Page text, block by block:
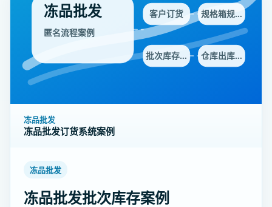
冻品批发
匿名流程案例
客户订货 规格箱规…
批次库存… 仓库出库…
冻品批发
冻品批发订货系统案例
冻品批发
冻品批发批次库存案例